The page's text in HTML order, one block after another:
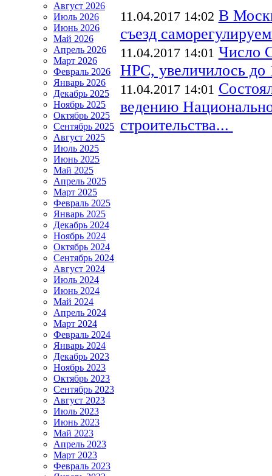
Август 2026
Июль 2026
Июнь 2026
Май 2026
Апрель 2026
Март 2026
Февраль 2026
Январь 2026
Декабрь 2025
Ноябрь 2025
Октябрь 2025
Сентябрь 2025
Август 2025
Июль 2025
Июнь 2025
Май 2025
Апрель 2025
Март 2025
Февраль 2025
Январь 2025
Декабрь 2024
Ноябрь 2024
Октябрь 2024
Сентябрь 2024
Август 2024
Июль 2024
Июнь 2024
Май 2024
Апрель 2024
Март 2024
Февраль 2024
Январь 2024
Декабрь 2023
Ноябрь 2023
Октябрь 2023
Сентябрь 2023
Август 2023
Июль 2023
Июнь 2023
Май 2023
Апрель 2023
Март 2023
Февраль 2023
11.04.2017 14:02 В
съезд
11.04.2017 14:01 Число
НРС, увеличилось до
11.04.2017 14:01
ведению
строительства...